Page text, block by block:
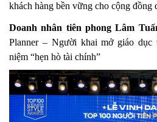
khách hàng bền vững cho cộng đồng
Doanh nhân tiên phong Lâm
Planner – Người khai mở giáo dục
niệm “hẹn hò tài chính”